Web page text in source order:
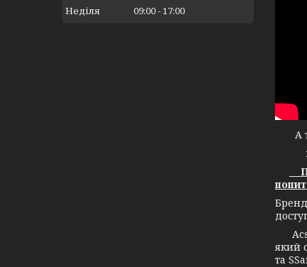
А
який
та
Неділя
09:00 17:00